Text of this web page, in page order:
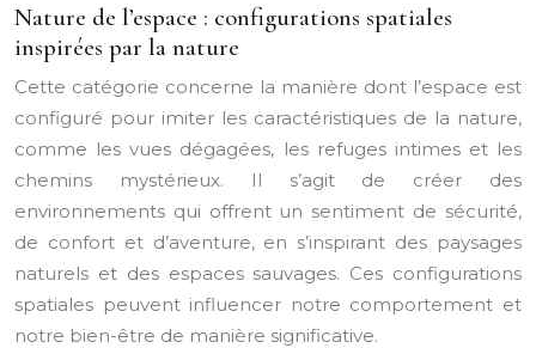
Nature de l’espace : configurations spatiales
inspirées par la nature
Cette catégorie concerne la manière dont l’espace est
configuré pour imiter les caractéristiques de la nature,
comme les vues dégagées, les refuges intimes et les
chemins mystérieux. Il s’agit de créer des
environnements qui offrent un sentiment de sécurité,
de confort et d’aventure, en s’inspirant des paysages
naturels et des espaces sauvages. Ces configurations
spatiales peuvent influencer notre comportement et
notre bien-être de manière significative.